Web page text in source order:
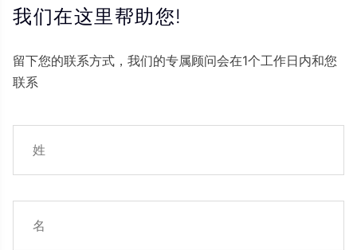
我们在这里帮助您!
留下您的联系方式，我们的专属顾问会在1个工作日内和您
联系